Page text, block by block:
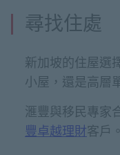
尋找住處
新加坡的住屋選
小屋，還是高層
滙豐與移民專家
豐卓越理財客戶。